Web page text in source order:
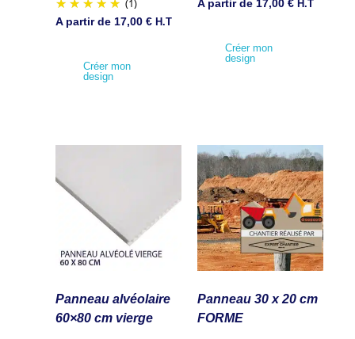
A partir de 17,00€ H.T
Créer mon
design
A partir de 17,00€ H.T
Créer mon
design
Panneau alvéolaire
60×80 cm vierge
Panneau 30 x 20 cm
FORME